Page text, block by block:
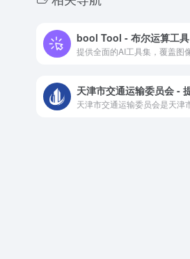
bool Tool - 布尔运算工具